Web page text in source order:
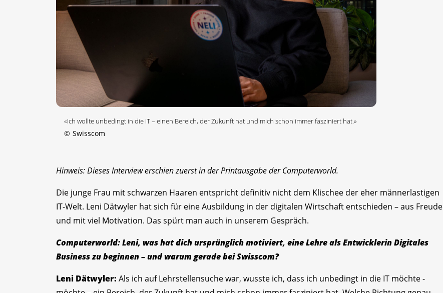
«Ich wollte unbedingt in die IT – einen Bereich, der Zukunft hat und mich schon immer fasziniert hat.»
© Swisscom
Hinweis: Dieses Interview erschien zuerst in der Printausgabe der Computerworld.
Die junge Frau mit schwarzen Haaren entspricht definitiv nicht dem Klischee der eher männerlastigen
IT-Welt. Leni Dätwyler hat sich für eine Ausbildung in der digitalen Wirtschaft entschieden – aus Freude
und mit viel Motivation. Das spürt man auch in unserem Gespräch.
Computerworld: Leni, was hat dich ursprünglich motiviert, eine Lehre als Entwicklerin Digitales
Business zu beginnen – und warum gerade bei Swisscom?
Leni Dätwyler: Als ich auf Lehrstellensuche war, wusste ich, dass ich unbedingt in die IT möchte -